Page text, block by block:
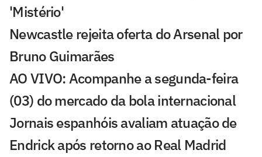
'Mistério'
Newcastle rejeita oferta do Arsenal por
Bruno Guimarães
AO VIVO: Acompanhe a segunda-feira
(03) do mercado da bola internacional
Jornais espanhóis avaliam atuação de
Endrick após retorno ao Real Madrid